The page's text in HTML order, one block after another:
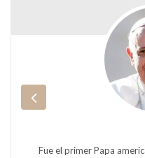
Fue el primer Papa